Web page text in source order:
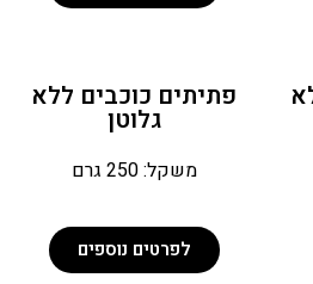
פתיתים כוכבים ללא
גלוטן
משקל: 250 גרם
לפרטים נוספים